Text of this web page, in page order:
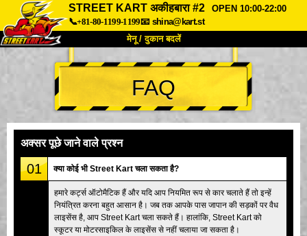
STREET KART अकीहबारा #2
OPEN 10:00-22:00
📞+81-80-1199-1199📧 shina@kart.st
मेनू / दुकान बदलें
TOP
हमारे बारे में विशेषताएँ कीमत
कंपनी
शाखा बदलें
टोक्यो शिनागावा #1 टोक्यो अकीहबारा#1
टोक्यो अकीहबारा#2 टोक्यो शिबुया
टोक्यो शिबुया एनेक्स टोक्यो बे
FAQ
अक्सर पूछे जाने वाले प्रश्न
01 क्या कोई भी Street Kart चला सकता है?
हमारे कर्ट्स ऑटोमैटिक हैं और यदि आप नियमित रूप से कार चलाते हैं तो इन्हें
नियंत्रित करना बहुत आसान है। जब तक आपके पास जापान की सड़कों पर वैध
लाइसेंस है, आप Street Kart चला सकते हैं। हालांकि, Street Kart को
स्कूटर या मोटरसाइकिल के लाइसेंस से नहीं चलाया जा सकता है।